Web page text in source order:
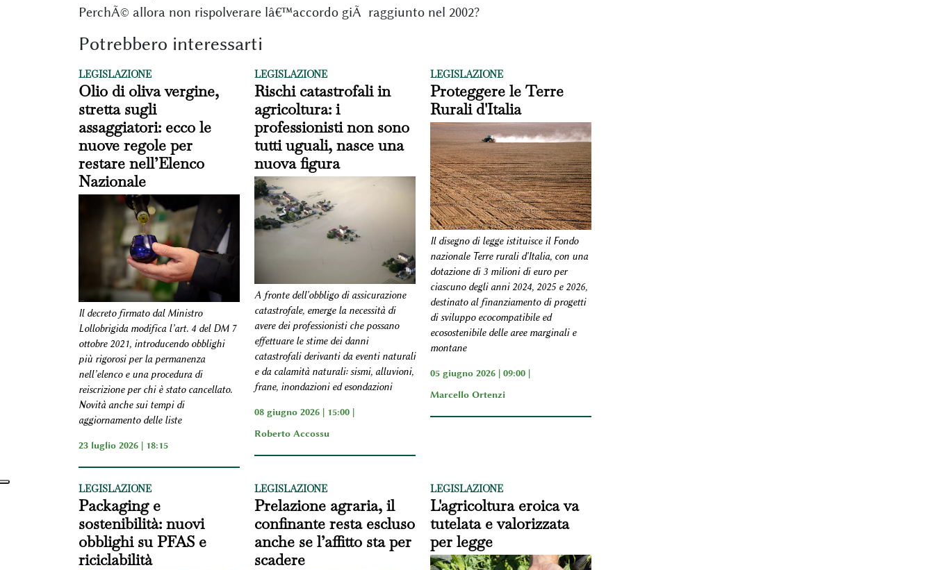
PerchÃ© allora non rispolverare lâ€™accordo giÃ raggiunto nel 2002?
Potrebbero interessarti
LEGISLAZIONE
Olio di oliva vergine,
stretta sugli
assaggiatori: ecco le
nuove regole per
restare nell’Elenco
Nazionale
Il decreto firmato dal Ministro
Lollobrigida modifica l’art. 4 del DM 7
ottobre 2021, introducendo obblighi
più rigorosi per la permanenza
nell’elenco e una procedura di
reiscrizione per chi è stato cancellato.
Novità anche sui tempi di
aggiornamento delle liste
23 luglio 2026 | 18:15
LEGISLAZIONE
Rischi catastrofali in
agricoltura: i
professionisti non sono
tutti uguali, nasce una
nuova figura
A fronte dell'obbligo di assicurazione
catastrofale, emerge la necessità di
avere dei professionisti che possano
effettuare le stime dei danni
catastrofali derivanti da eventi naturali
e da calamità naturali: sismi, alluvioni,
frane, inondazioni ed esondazioni
08 giugno 2026 | 15:00 |
Roberto Accossu
LEGISLAZIONE
Proteggere le Terre
Rurali d'Italia
Il disegno di legge istituisce il Fondo
nazionale Terre rurali d'Italia, con una
dotazione di 3 milioni di euro per
ciascuno degli anni 2024, 2025 e 2026,
destinato al finanziamento di progetti
di sviluppo ecocompatibile ed
ecosostenibile delle aree marginali e
montane
05 giugno 2026 | 09:00 |
Marcello Ortenzi
LEGISLAZIONE
Packaging e
sostenibilità: nuovi
obblighi su PFAS e
riciclabilità
LEGISLAZIONE
Prelazione agraria, il
confinante resta escluso
anche se l’affitto sta per
scadere
LEGISLAZIONE
L'agricoltura eroica va
tutelata e valorizzata
per legge